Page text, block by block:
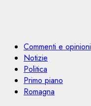
Commenti e opinioni
Notizie
Politica
Primo piano
Romagna